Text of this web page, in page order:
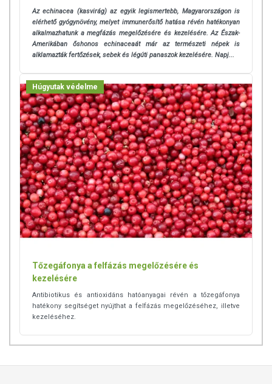
Az echinacea (kasvirág) az egyik legismertebb, Magyarországon is
elérhető gyógynövény, melyet immunerősítő hatása révén hatékonyan
alkalmazhatunk a megfázás megelőzésére és kezelésére. Az Észak-
Amerikában őshonos echinaceaát már az természeti népek is
alklamazták fertőzések, sebek és légúti panaszok kezelésére. Napj...
Húgyutak védelme
Tőzegáfonya a felfázás megelőzésére és
kezelésére
Antibiotikus és antioxidáns hatóanyagai révén a tőzegáfonya
hatékony segítséget nyújthat a felfázás megelőzéséhez, illetve
kezeléséhez.